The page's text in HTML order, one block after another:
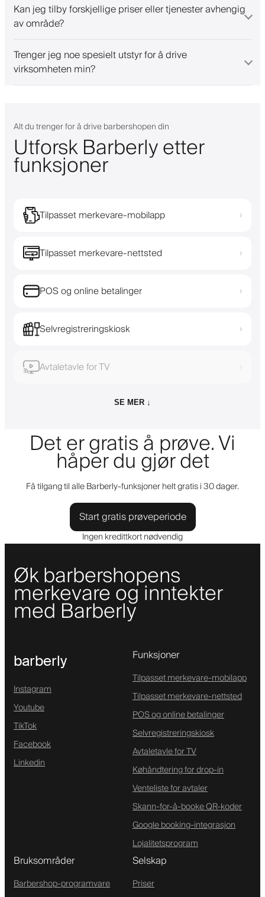
Kan jeg tilby forskjellige priser eller tjenester avhengig
av område?
Trenger jeg noe spesielt utstyr for å drive
virksomheten min?
Alt du trenger for å drive barbershopen din
Utforsk Barberly etter
funksjoner
Tilpasset merkevare-mobilapp ›
Tilpasset merkevare-nettsted ›
POS og online betalinger ›
Selvregistreringskiosk ›
Avtaletavle for TV ›
SE MER ↓
Det er gratis å prøve. Vi
håper du gjør det
Få tilgang til alle Barberly-funksjoner helt gratis i 30 dager.
Start gratis prøveperiode
Ingen kredittkort nødvendig
Øk barbershopens
merkevare og inntekter
med Barberly
barberly
Instagram
Youtube
TikTok
Facebook
Linkedin
Funksjoner
Tilpasset merkevare-mobilapp
Tilpasset merkevare-nettsted
POS og online betalinger
Selvregistreringskiosk
Avtaletavle for TV
Køhåndtering for drop-in
Venteliste for avtaler
Skann-for-å-booke QR-koder
Google booking-integrasjon
Lojalitetsprogram
Bruksområder
Barbershop-programvare
Selskap
Priser